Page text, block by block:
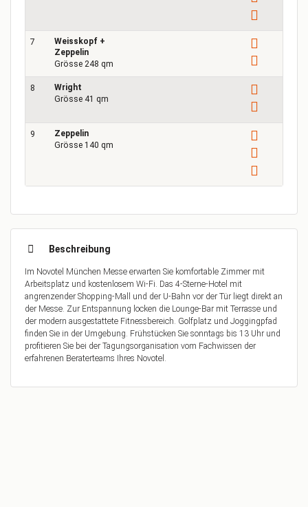
7
Weisskopf +
Zeppelin
Grösse 248 qm
8
Wright
Grösse 41 qm
9
Zeppelin
Grösse 140 qm
Beschreibung
Im Novotel München Messe erwarten Sie komfortable Zimmer mit
Arbeitsplatz und kostenlosem Wi-Fi. Das 4-Sterne-Hotel mit
angrenzender Shopping-Mall und der U-Bahn vor der Tür liegt direkt an
der Messe. Zur Entspannung locken die Lounge-Bar mit Terrasse und
der modern ausgestattete Fitnessbereich. Golfplatz und Joggingpfad
finden Sie in der Umgebung. Frühstücken Sie sonntags bis 13 Uhr und
profitieren Sie bei der Tagungsorganisation vom Fachwissen der
erfahrenen Beraterteams Ihres Novotel.